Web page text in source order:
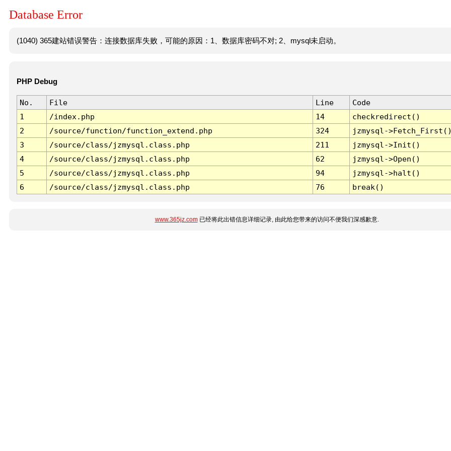
Database Error
(1040) 365建站错误警告：连接数据库失败，可能的原因：1、数据库密码不对; 2、mysql未启动。
PHP Debug
No. File Line
Code
1
/index.php 14
checkredirect()
2
/source/function/function_extend.php 324
jzmysql-
3
/source/class/jzmysql.class.php 211
jzmysql->Init()
4
/source/class/jzmysql.class.php 62
jzmysql->Open()
5
/source/class/jzmysql.class.php 94
jzmysql->halt()
6
/source/class/jzmysql.class.php 76 break()
www.365jz.com已经将此出错信息详细记录, 由此给您带来的访问不便我们深感歉意.